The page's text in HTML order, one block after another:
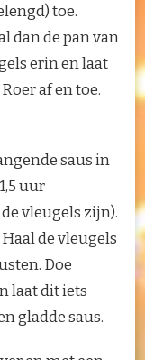
toe.
dan de pan van
erin en laat
af en toe.
saus in
uur
vleugels zijn).
de vleugels
Doe
laat dit iets
gladde saus.